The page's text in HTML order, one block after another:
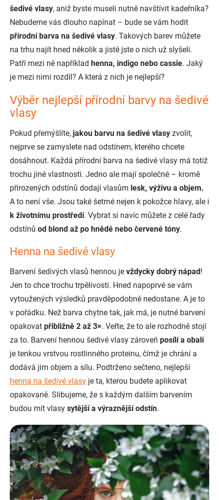
šedivé vlasy, aniž byste museli nutně navštívit kadeřníka?
Nebudeme vás dlouho napínat – bude se vám hodit
přírodní barva na šedivé vlasy. Takových barev můžete
na trhu najít hned několik a jistě jste o nich už slyšeli.
Patří mezi ně například henna, indigo nebo cassie. Jaký
je mezi nimi rozdíl? A která z nich je nejlepší?
Výběr nejlepší přírodní barvy na šedivé
vlasy
Pokud přemýšlíte, jakou barvu na šedivé vlasy zvolit,
nejprve se zamyslete nad odstínem, kterého chcete
dosáhnout. Každá přírodní barva na šedivé vlasy má totiž
trochu jiné vlastnosti. Jedno ale mají společné – kromě
přirozených odstínů dodají vlasům lesk, výživu a objem.
A to není vše. Jsou také šetrné nejen k pokožce hlavy, ale i
k životnímu prostředí. Vybrat si navíc můžete z celé řady
odstínů od blond až po hnědé nebo červené tóny.
Henna na šedivé vlasy
Barvení šedivých vlasů hennou je vždycky dobrý nápad!
Jen to chce trochu trpělivosti. Hned napoprvé se vám
vytoužených výsledků pravděpodobně nedostane. A je to
v pořádku. Než barva chytne tak, jak má, je nutné barvení
opakovat přibližně 2 až 3×. Veřte, že to ale rozhodně stojí
za to. Barvení hennou šedivé vlasy zároveň posílí a obalí
je tenkou vrstvou rostlinného proteinu, čímž je chrání a
dodává jim objem a sílu. Podtrženo sečteno, nejlepší
henna na šedivé vlasy je ta, kterou budete aplikovat
opakovaně. Slibujeme, že s každým dalším barvením
budou mít vlasy sytější a výraznější odstín.